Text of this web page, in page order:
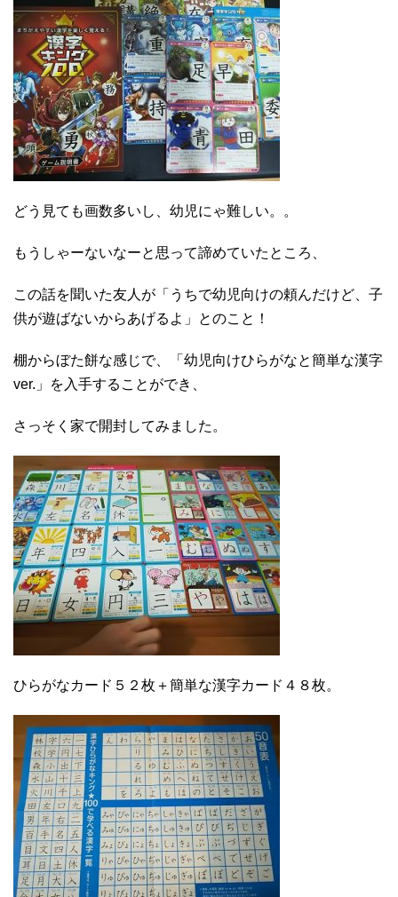
どう見ても画数多いし、幼児にゃ難しい。。
もうしゃーないなーと思って諦めていたところ、
この話を聞いた友人が「うちで幼児向けの頼んだけど、子
供が遊ばないからあげるよ」とのこと！
棚からぼた餅な感じで、「幼児向けひらがなと簡単な漢字
ver.」を入手することができ、
さっそく家で開封してみました。
ひらがなカード５２枚＋簡単な漢字カード４８枚。